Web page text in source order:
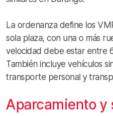
La ordenanza define los
sola plaza, con una o más
velocidad debe estar entre
También incluye vehículos
transporte personal y
Aparcamiento y